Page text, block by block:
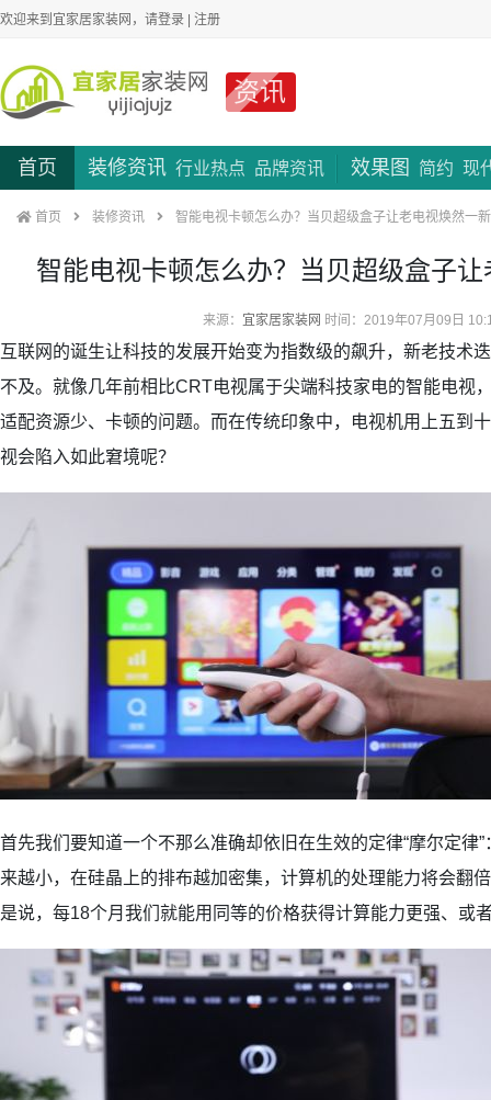
欢迎来到宜家居家装网，请登录 | 注册
资讯
首页 装修资讯 行业热点 品牌资讯 效果图 简约 现
首页 装修资讯 智能电视卡顿怎么办？当贝超级盒子让老电视焕然一新
智能电视卡顿怎么办？当贝超级盒子
来源： 宜家居家装网 时间：2019年07月09日
互联网的诞生让科技的发展开始变为指数级的飙升，新老技术
不及。就像几年前相比CRT电视属于尖端科技家电的智能电视
适配资源少、卡顿的问题。而在传统印象中，电视机用上五到
视会陷入如此窘境呢？
首先我们要知道一个不那么准确却依旧在生效的定律“摩尔定律
来越小，在硅晶上的排布越加密集，计算机的处理能力将会翻
是说，每18个月我们就能用同等的价格获得计算能力更强、或